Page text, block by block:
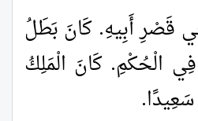
قَصْرِ أَبِيهِ. كَانَ بَطَلُ
فِي الْحُكْمِ. كَانَ الْمَلِكُ